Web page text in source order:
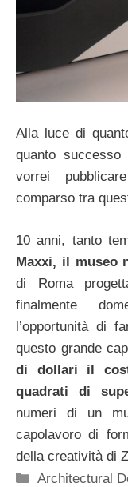
Alla luce di
quanto
vorrei
comparso tra
10 anni, tanto
Maxxi, il museo
di Roma
finalmente
l’opportunità di
questo grande
di dollari il
quadrati di
numeri di un
capolavoro di
della creatività di
Categorie
Architectural